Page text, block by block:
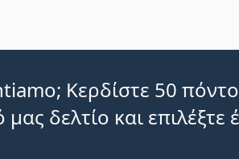
Κερδίστε 50
δελτίο και